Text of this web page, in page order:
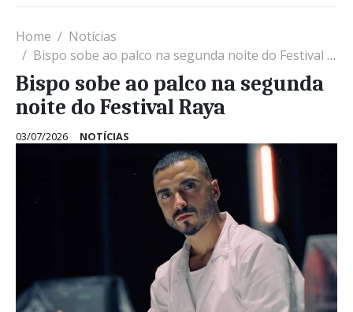
Home
Notícias
Bispo sobe ao palco na segunda noite do Festival Raya
Bispo sobe ao palco na segunda
noite do Festival Raya
03/07/2026 NOTÍCIAS